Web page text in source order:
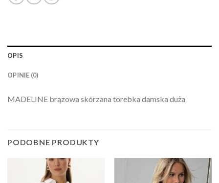
OPIS
OPINIE (0)
MADELINE brązowa skórzana torebka damska duża
PODOBNE PRODUKTY